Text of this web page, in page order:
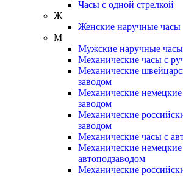
Часы с одной стрелкой
Ж
Женские наручные часы
М
Мужские наручные часы
Механические часы с
Механические
заводом
Механические
заводом
Механические
заводом
Механические часы с
Механические
автоподзаводом
Механические